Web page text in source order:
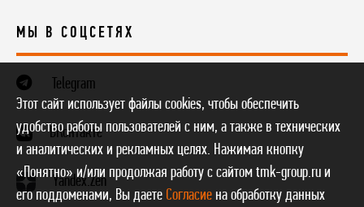
МЫ В СОЦСЕТЯХ
Telegram
ВКонтакте
Yandex.Zen
Этот сайт использует файлы cookies, чтобы обеспечить
удобство работы пользователей с ним, а также в технических
и аналитических и рекламных целях. Нажимая кнопку
«Понятно» и/или продолжая работу с сайтом tmk-group.ru и
его поддоменами, Вы даете Согласие на обработку данных